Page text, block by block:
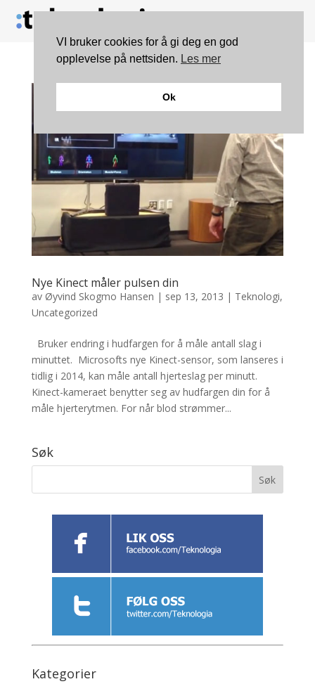
Nye Kinect måler pulsen din
av Øyvind Skogmo Hansen | sep 13, 2013 | Teknologi,
Uncategorized
Bruker endring i hudfargen for å måle antall slag i
minuttet. Microsofts nye Kinect-sensor, som lanseres i
tidlig i 2014, kan måle antall hjerteslag per minutt.
Kinect-kameraet benytter seg av hudfargen din for å
måle hjerterytmen. For når blod strømmer...
Søk
Kategorier
VI bruker cookies for å gi deg en god
opplevelse på nettsiden. Les mer
Ok